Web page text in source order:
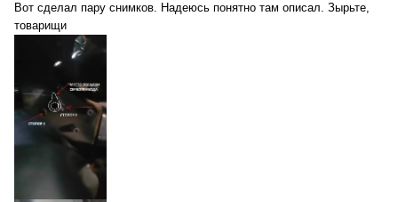
Вот сделал пару снимков. Надеюсь понятно там описал. Зырьте,
товарищи